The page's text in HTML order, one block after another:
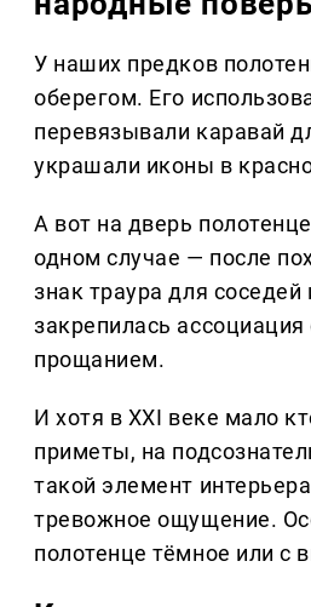
У наших предков
оберегом. Его
перевязывали каравай
украшали иконы в
А вот на дверь
одном случае — после
знак траура для
закрепилась ассоциация
прощанием.
И хотя в XXI веке мало
приметы, на
такой элемент
тревожное ощущение.
полотенце тёмное или с